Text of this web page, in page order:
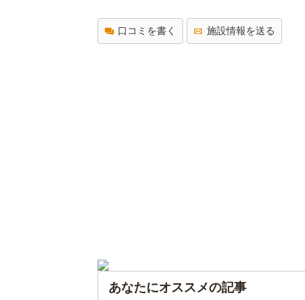
口コミを書く 施設情報を送る
あなたにオススメの記事